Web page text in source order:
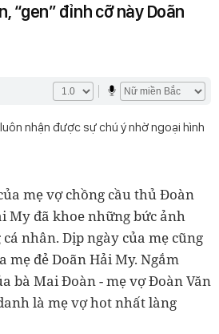
“gen” đỉnh cỡ này Doãn
nhận được sự chú ý nhờ ngoại hình
mẹ vợ chồng cầu thủ Đoàn
My đã khoe những bức ảnh
nhân. Dịp ngày của mẹ cũng
mẹ đẻ Doãn Hải My. Ngắm
bà Mai Đoàn - mẹ vợ Đoàn Văn
là mẹ vợ hot nhất làng